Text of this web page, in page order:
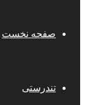
صفحه نخست
تندرستی